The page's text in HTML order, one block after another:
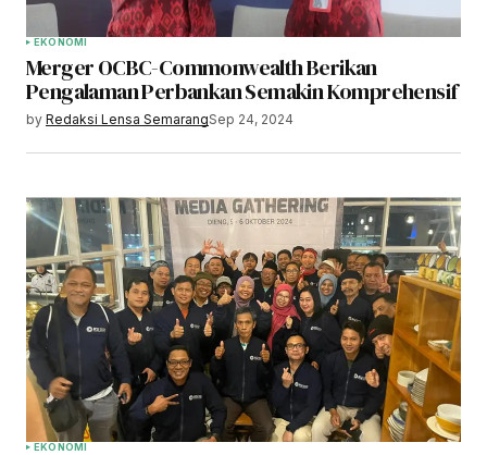
EKONOMI
Merger OCBC-Commonwealth Berikan
Pengalaman Perbankan Semakin Komprehensif
by Redaksi Lensa SemarangSep 24, 2024
EKONOMI